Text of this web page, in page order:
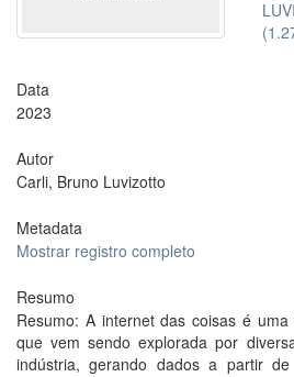
Data
2023
Autor
Carli, Bruno Luvizotto
Metadata
Mostrar registro completo
Resumo
Resumo: A internet das coisas é
que vem sendo explorada por
indústria, gerando dados a partir